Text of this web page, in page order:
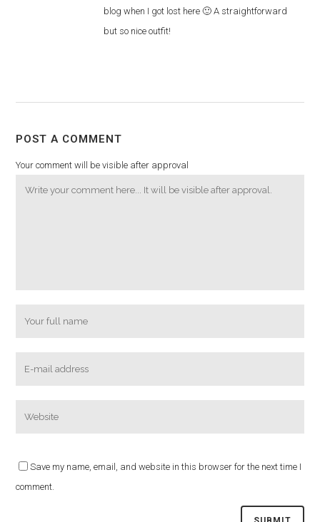
blog when I got lost here 🙂 A straightforward
but so nice outfit!
POST A COMMENT
Your comment will be visible after approval
Save my name, email, and website in this browser for the next time I
comment.